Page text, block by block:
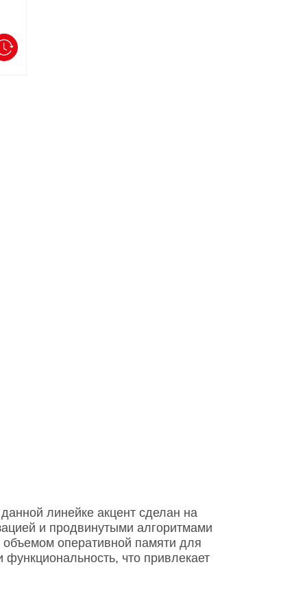
линейке акцент сделан на
и продвинутыми алгоритмами
оперативной памяти для
что привлекает